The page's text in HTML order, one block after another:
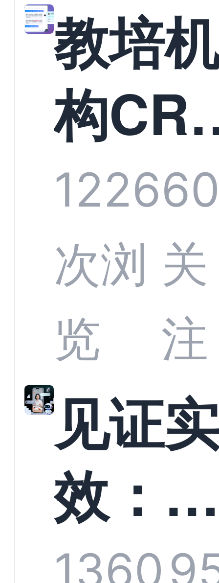
教培机
构
系统头
部供应
商深度
解析：
螳螂科
技何以
1226
次浏
览
关
注
见证实
效：螳
螂科技
1360